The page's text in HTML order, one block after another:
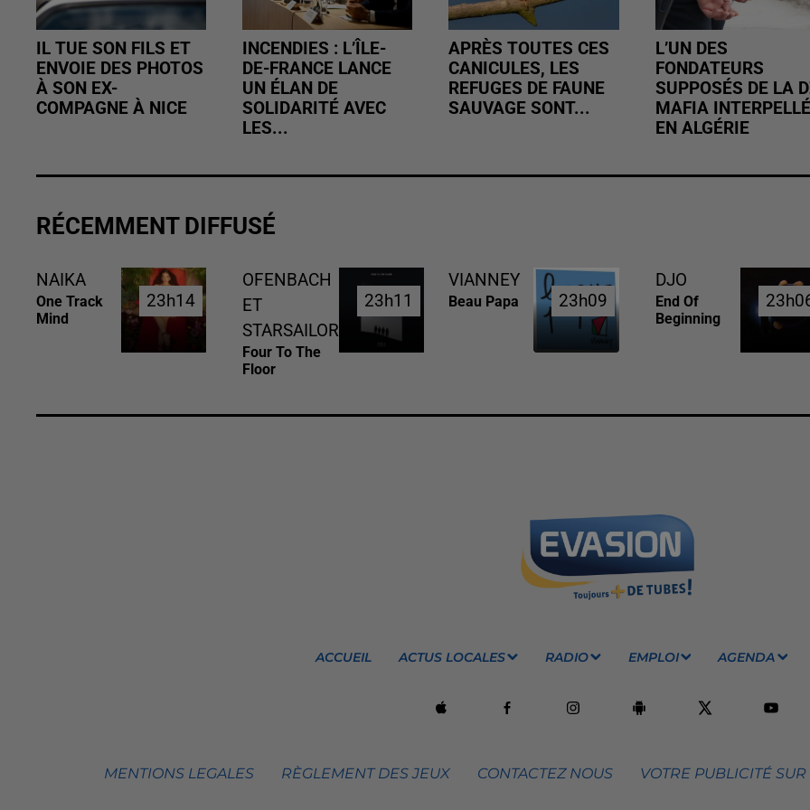
IL TUE SON FILS ET
ENVOIE DES PHOTOS
À SON EX-
COMPAGNE À NICE
INCENDIES : L’ÎLE-
DE-FRANCE LANCE
UN ÉLAN DE
SOLIDARITÉ AVEC
LES...
APRÈS TOUTES CES
CANICULES, LES
REFUGES DE FAUNE
SAUVAGE SONT...
L’UN DES
FONDATEURS
SUPPOSÉS DE LA
MAFIA INTERPELLÉ
EN ALGÉRIE
RÉCEMMENT DIFFUSÉ
NAIKA
One Track
Mind
23h14
23h14
OFENBACH
ET
STARSAILOR
Four To The
Floor
23h11
23h11
VIANNEY
Beau Papa 23h09
23h09
DJO
End Of
Beginning
ACCUEIL ACTUS LOCALES RADIO EMPLOI AGENDA
MENTIONS LEGALES RÈGLEMENT DES JEUX CONTACTEZ NOUS VOTRE PUBLICITÉ